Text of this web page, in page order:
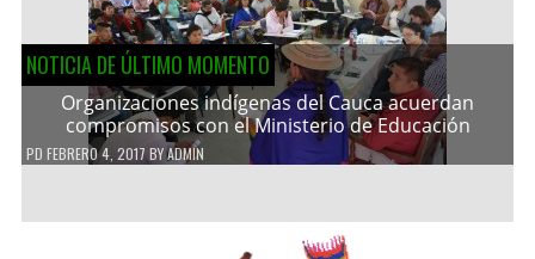
NOTICIA DE ÚLTIMO MOMENTO
Organizaciones indígenas del Cauca acuerdan
compromisos con el Ministerio de Educación
PD FEBRERO 4, 2017 BYADMIN